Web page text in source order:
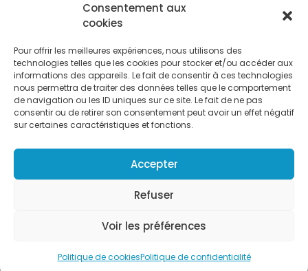
Consentement aux
cookies
Pour offrir les meilleures expériences, nous utilisons des
technologies telles que les cookies pour stocker et/ou accéder aux
informations des appareils. Le fait de consentir à ces technologies
nous permettra de traiter des données telles que le comportement
de navigation ou les ID uniques sur ce site. Le fait de ne pas
consentir ou de retirer son consentement peut avoir un effet négatif
sur certaines caractéristiques et fonctions.
Accepter
Refuser
Voir les préférences
Politique de cookiesPolitique de confidentialité
Lundi au Jeudi : 8h00 - 12h00 / 13h30 - 18h00
for:
Copyright © 2007-2026. AVF Albi Gestion des fluides - Tous droits
for: